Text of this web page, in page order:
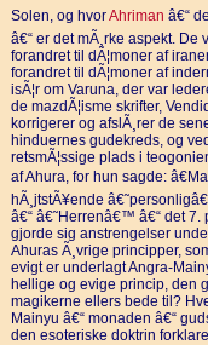
Solen, og hvorAhriman â€“
â€“ er det mÃ¸rke aspekt.
forandret til dÃ¦moner af
forandret til dÃ¦moner af
isÃ¦r om Varuna, der var
de mazdÃ¦isme skrifter,
korrigerer og afslÃ¸rer de
hinduernes gudekreds, og
retsmÃ¦ssige plads i
af Ahura, for hun sagde:
hÃ¸jtstÃ¥ende
â€“ â€˜Herrenâ€™ â€“ det
gjorde sig anstrengelser
Ahuras Ã¸vrige principper,
evigt er underlagt Angra-
hellige og evige princip, den
magikerne ellers bede til?
Mainyu â€“ monaden â€“
den esoteriske doktrin